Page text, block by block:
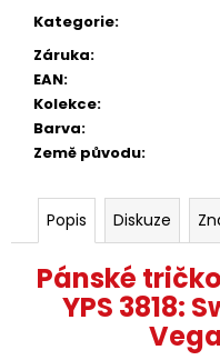
Kategorie:
Záruka:
EAN:
Kolekce:
Barva:
Země původu:
Popis Diskuze
Pánské
YPS 3818: